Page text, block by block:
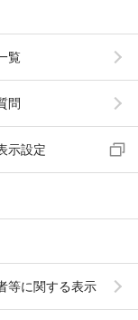
覧
問
示設定
等に関する表示